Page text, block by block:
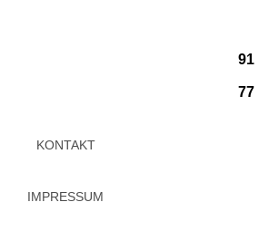
91
77
KONTAKT
IMPRESSUM